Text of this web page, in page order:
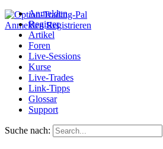
Anmelden Registrieren
Anmelden
Register
Artikel
Foren
Live-Sessions
Kurse
Live-Trades
Link-Tipps
Glossar
Support
Suche nach: